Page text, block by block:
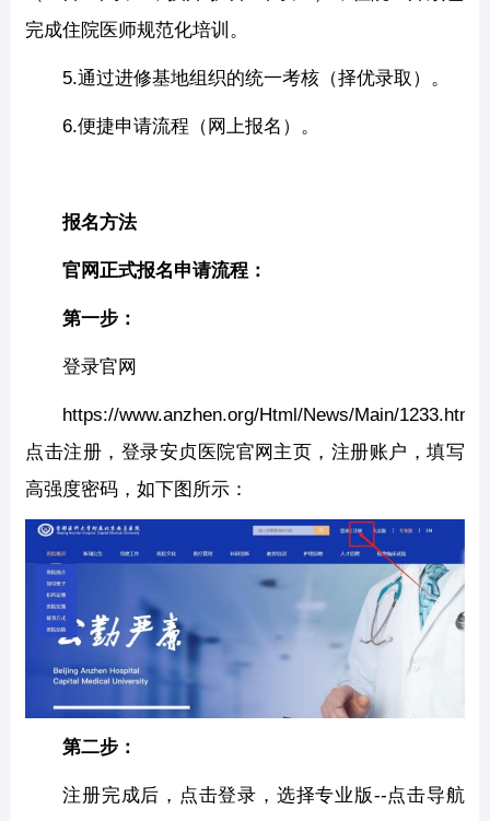
完成住院医师规范化培训。
5.通过进修基地组织的统一考核（择优录取）。
6.便捷申请流程（网上报名）。
报名方法
官网正式报名申请流程：
第一步：
登录官网
https://www.anzhen.org/Html/News/Main/1233.html
点击注册，登录安贞医院官网主页，注册账户，填写
高强度密码，如下图所示：
第二步：
注册完成后，点击登录，选择专业版--点击导航